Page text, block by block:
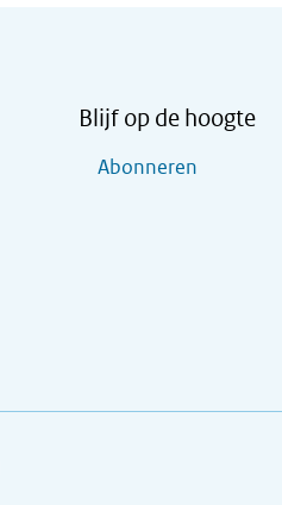
Blijf op de hoogte
Abonneren